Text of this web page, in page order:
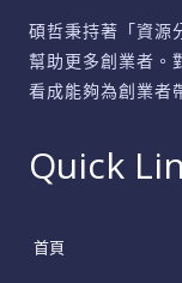
省
時
省
碩哲秉持著「資源
幫助更多創業者。
看成能夠為創業者
Quick
首頁